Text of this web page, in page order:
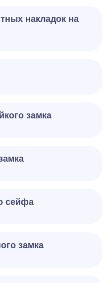
накладок на
замка
сейфа
замка